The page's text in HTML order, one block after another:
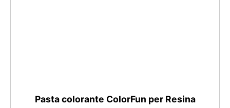
Pasta colorante ColorFun per Resina